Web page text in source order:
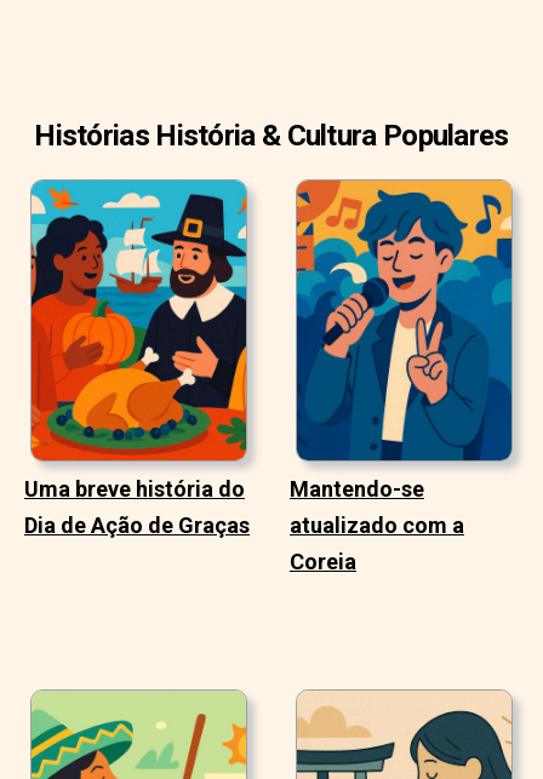
Histórias História & Cultura Populares
Uma breve história do
Dia de Ação de Graças
Mantendo-se
atualizado com a
Coreia